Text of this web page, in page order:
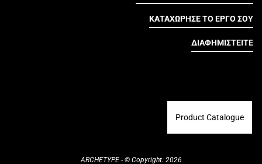
ΚΑΤΑΧΩΡΗΣΕ ΤΟ ΕΡΓΟ ΣΟΥ
ΔΙΑΦΗΜΙΣΤΕΙΤΕ
Product Catalogue
ARCHETYPE - © Copyright: 2026